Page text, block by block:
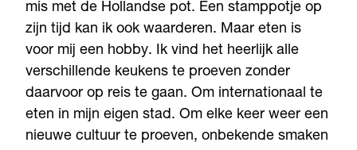
mis met de Hollandse pot. Een stamppotje op
zijn tijd kan ik ook waarderen. Maar eten is
voor mij een hobby. Ik vind het heerlijk alle
verschillende keukens te proeven zonder
daarvoor op reis te gaan. Om internationaal te
eten in mijn eigen stad. Om elke keer weer een
nieuwe cultuur te proeven, onbekende smaken